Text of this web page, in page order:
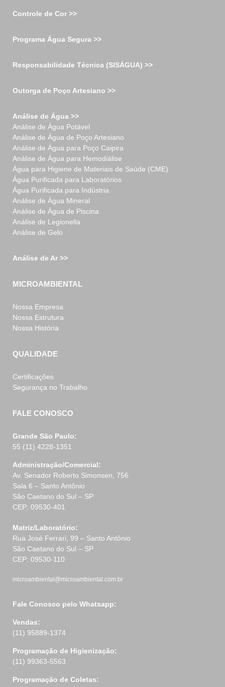
Controle de Cor >>
Programa Água Segura >>
Responsabilidade Técnica (SISÁGUA) >>
Outorga de Poço Artesiano >>
Análise de Água >>
Análise de Água Potável
Análise de Água de Poço Artesiano
Análise de Água para Poço Caipira
Análise de Água para Hemodiálise
Água para Higiene de Materiais de Saúde (CME)
Água Purificada para Laboratórios
Água Purificada para Indústria
Análise de Água Mineral
Análise de Água de Piscina
Análise de Legionella
Análise de Gelo
Análise de Ar >>
MICROAMBIENTAL
Nossa Empresa
Nossa Estrutura
Nossa História
QUALIDADE
Certificações
Segurança no Trabalho
FALE CONOSCO
Grande São Paulo:
55 (11) 4228-1351
Administração/Comercial:
Av. Senador Roberto Simonsen, 756
Sala 6 – Santo Antônio
São Caetano do Sul – SP
CEP: 09530-401
Matriz/Laboratório:
Rua José Ferrari, 99 – Santo Antônio
São Caetano do Sul – SP
CEP: 09530-110
microambiental@microambiental.com.br
Fale Conosco pelo Whatsapp:
Vendas:
(11) 95889-1374
Programação de Higienização:
(11) 99363-5563
Programação de Coletas: